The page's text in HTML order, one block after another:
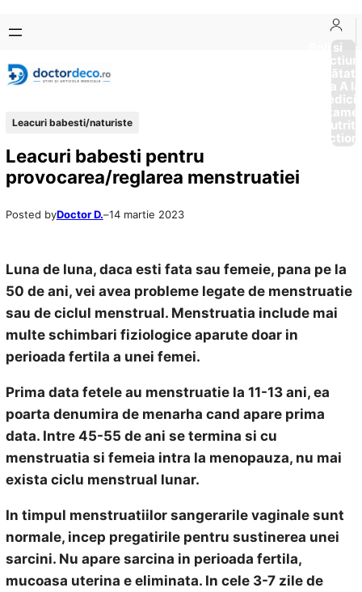
conținut
content
Boli si
Afectiuni
Sănătate
de la A
Leacuri babesti/naturiste
Leacuri babesti pentru
provocarea/reglarea menstruatiei
Posted byDoctor D.–14 martie 2023
Luna de luna, daca esti fata sau femeie, pana pe la
50 de ani, vei avea probleme legate de menstruatie
sau de ciclul menstrual. Menstruatia include mai
multe schimbari fiziologice aparute doar in
perioada fertila a unei femei.
Prima data fetele au menstruatie la 11-13 ani, ea
poarta denumira de menarha cand apare prima
data. Intre 45-55 de ani se termina si cu
menstruatia si femeia intra la menopauza, nu mai
exista ciclu menstrual lunar.
In timpul menstruatiilor sangerarile vaginale sunt
normale, incep pregatirile pentru sustinerea unei
sarcini. Nu apare sarcina in perioada fertila,
mucoasa uterina e eliminata. In cele 3-7 zile de